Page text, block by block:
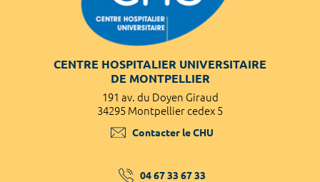
CENTRE HOSPITALIER UNIVERSITAIRE
DE MONTPELLIER
191 av. du Doyen Giraud
34295 Montpellier cedex 5
Contacter le CHU
04 67 33 67 33